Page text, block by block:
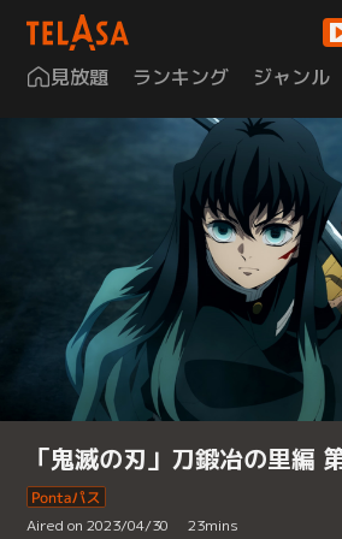
見放題 ランキング ジャンル
「鬼滅の刃」刀鍛冶の里編
Aired on 2023/04/30 23mins